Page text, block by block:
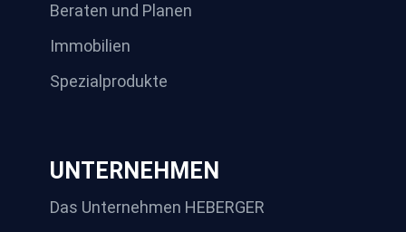
Beraten und Planen
Immobilien
Spezialprodukte
UNTERNEHMEN
Das Unternehmen HEBERGER